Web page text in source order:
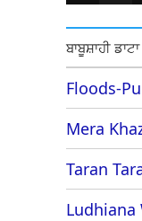
ਬਾਬੂਸ਼ਾਹੀ
Floods-
Mera
Taran
Ludhiana